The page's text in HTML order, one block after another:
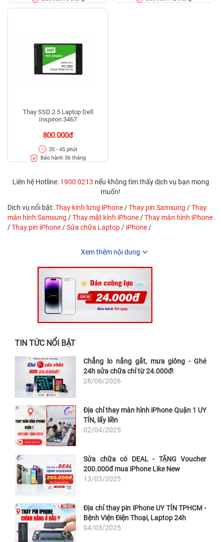
Thay SSD 2.5 Laptop Dell
Inspiron 3467
800.000đ
30 - 45 phút
Bảo hành 36 tháng
Liên hệ Hotline: 1900 0213 nếu không tìm thấy dịch vụ bạn mong
muốn!
Dịch vụ nổi bật:Thay kính lưng iPhone /Thay pin Samsung /Thay
màn hình Samsung /Thay mặt kính iPhone /Thay màn hình iPhone
/Thay pin iPhone /Sửa chữa Laptop / iPhone /
Xem thêm nội dung
TIN TỨC NỔI BẬT
Chẳng lo nắng gắt, mưa giông - Ghé
24h sửa chữa chỉ từ 24.000đ!
28/06/2026
Địa chỉ thay màn hình iPhone Quận 1 UY
TÍN, lấy liền
02/04/2025
Sửa chữa có DEAL - TẶNG Voucher
200.000đ mua iPhone Like New
13/03/2025
Địa chỉ thay pin iPhone UY TÍN TPHCM -
Bệnh Viện Điện Thoại, Laptop 24h
04/03/2025